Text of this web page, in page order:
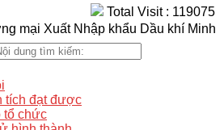
Total Visit : 119075
mại Xuất Nhập khẩu Dầu khí Minh
tích đạt được
tổ chức